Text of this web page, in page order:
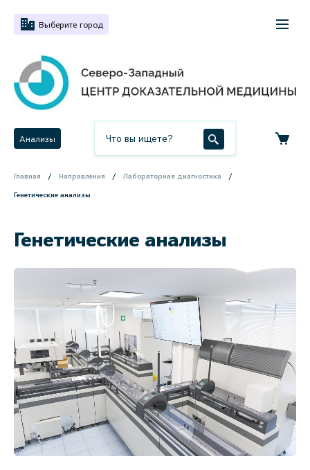
Выберите город
Анализы
Главная Направления Лабораторная диагностика
Генетические анализы
Генетические анализы